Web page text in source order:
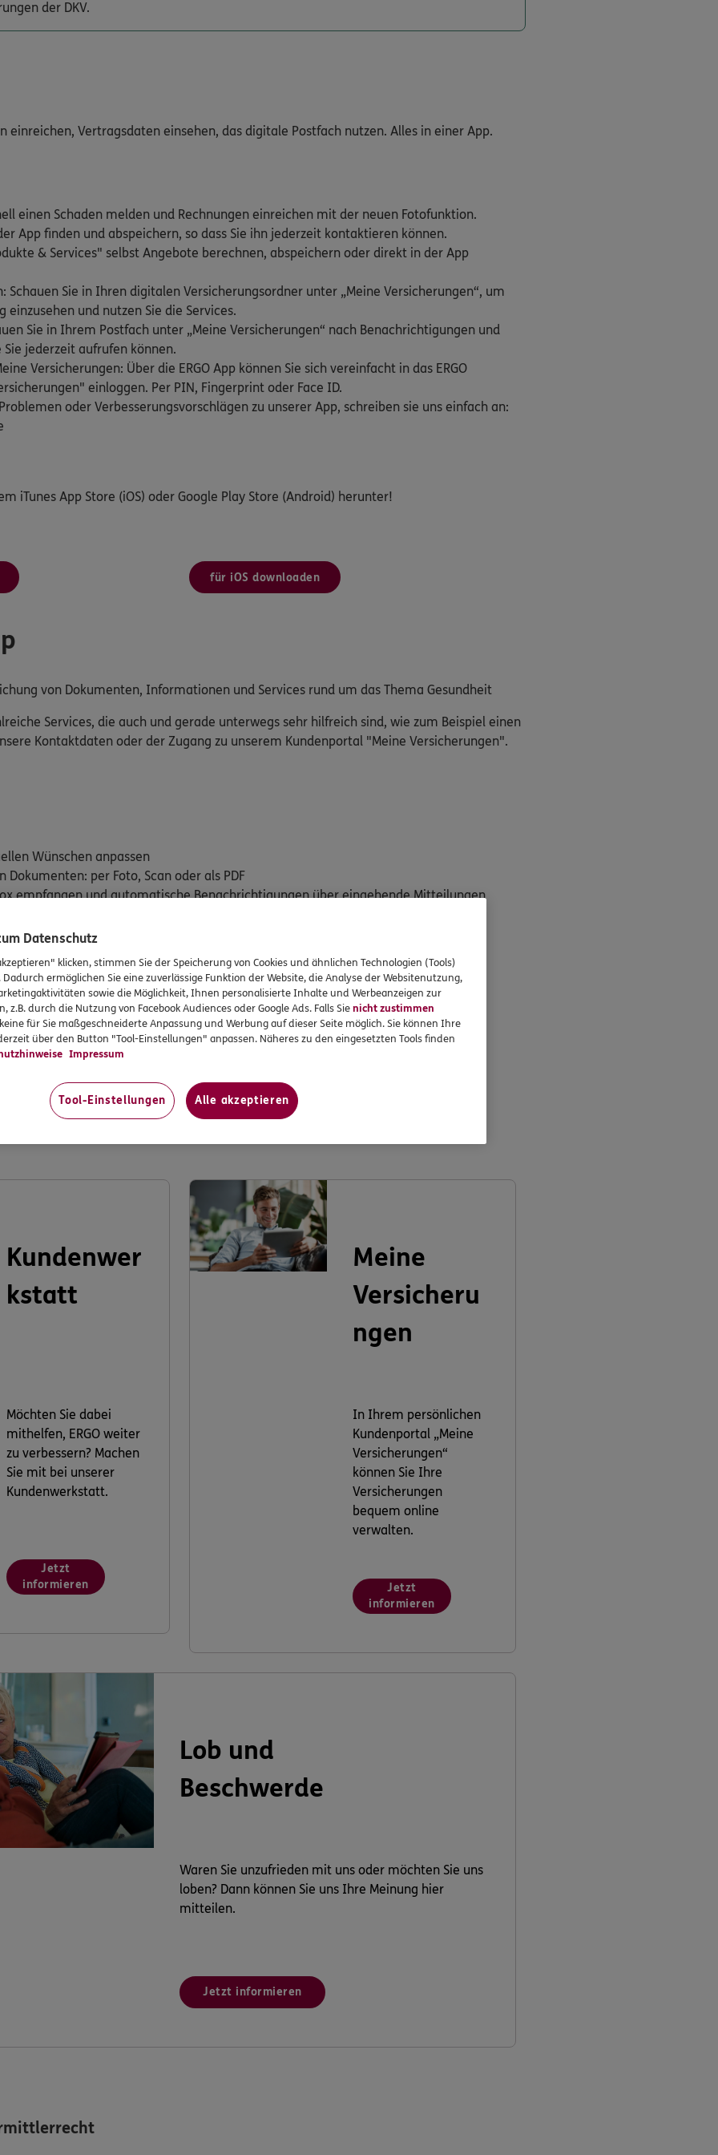
der DKV.
einreichen, Vertragsdaten einsehen, das digitale Postfach nutzen. Alles in einer App.
einen Schaden melden und Rechnungen einreichen mit der neuen Fotofunktion.
App finden und abspeichern, so dass Sie ihn jederzeit kontaktieren können.
& Services" selbst Angebote berechnen, abspeichern oder direkt in der App
Schauen Sie in Ihren digitalen Versicherungsordner unter „Meine Versicherungen“, um
einzusehen und nutzen Sie die Services.
Sie in Ihrem Postfach unter „Meine Versicherungen“ nach Benachrichtigungen und
jederzeit aufrufen können.
Versicherungen: Über die ERGO App können Sie sich vereinfacht in das ERGO
einloggen. Per PIN, Fingerprint oder Face ID.
oder Verbesserungsvorschlägen zu unserer App, schreiben sie uns einfach an:
iTunes App Store (iOS) oder Google Play Store (Android) herunter!
für iOS downloaden
von Dokumenten, Informationen und Services rund um das Thema Gesundheit
Services, die auch und gerade unterwegs sehr hilfreich sind, wie zum Beispiel einen
Kontaktdaten oder der Zugang zu unserem Kundenportal "Meine Versicherungen".
Wünschen anpassen
Dokumenten: per Foto, Scan oder als PDF
empfangen und automatische Benachrichtigungen über eingehende Mitteilungen
versicherten Leistungen im Blick behalten mit "Mein Vertrag"
iTunes App Store (iOS) oder Google Play Store (Android) herunter!
könnte Sie auch interessieren:
Kundenwer
kstatt
Möchten Sie dabei
mithelfen, ERGO weiter
zu verbessern? Machen
Sie mit bei unserer
Kundenwerkstatt.
Jetzt
informieren
Meine
Versicheru
ngen
In Ihrem persönlichen
Kundenportal „Meine
Versicherungen“
können Sie Ihre
Versicherungen
bequem online
verwalten.
Jetzt
informieren
Lob und
Beschwerde
Waren Sie unzufrieden mit uns oder möchten Sie uns
loben? Dann können Sie uns Ihre Meinung hier
mitteilen.
Jetzt informieren
Datenschutz
klicken, stimmen Sie der Speicherung von Cookies und ähnlichen Technologien (Tools)
ermöglichen Sie eine zuverlässige Funktion der Website, die Analyse der Websitenutzung,
sowie die Möglichkeit, Ihnen personalisierte Inhalte und Werbeanzeigen zur
z.B. durch die Nutzung von Facebook Audiences oder Google Ads. Falls Sienicht zustimmen
für Sie maßgeschneiderte Anpassung und Werbung auf dieser Seite möglich. Sie können Ihre
über den Button "Tool-Einstellungen" anpassen. Näheres zu den eingesetzten Tools finden
Impressum
Tool-Einstellungen Alle akzeptieren